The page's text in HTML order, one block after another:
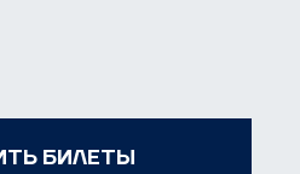
БИЛЕТЫ